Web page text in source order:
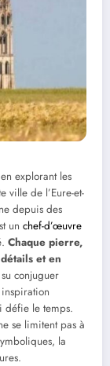
explorant les
ville de l’Eure-et-
depuis des
un chef-d’œuvre
Chaque pierre,
et en
conjuguer
défie le temps.
se limitent pas à
la